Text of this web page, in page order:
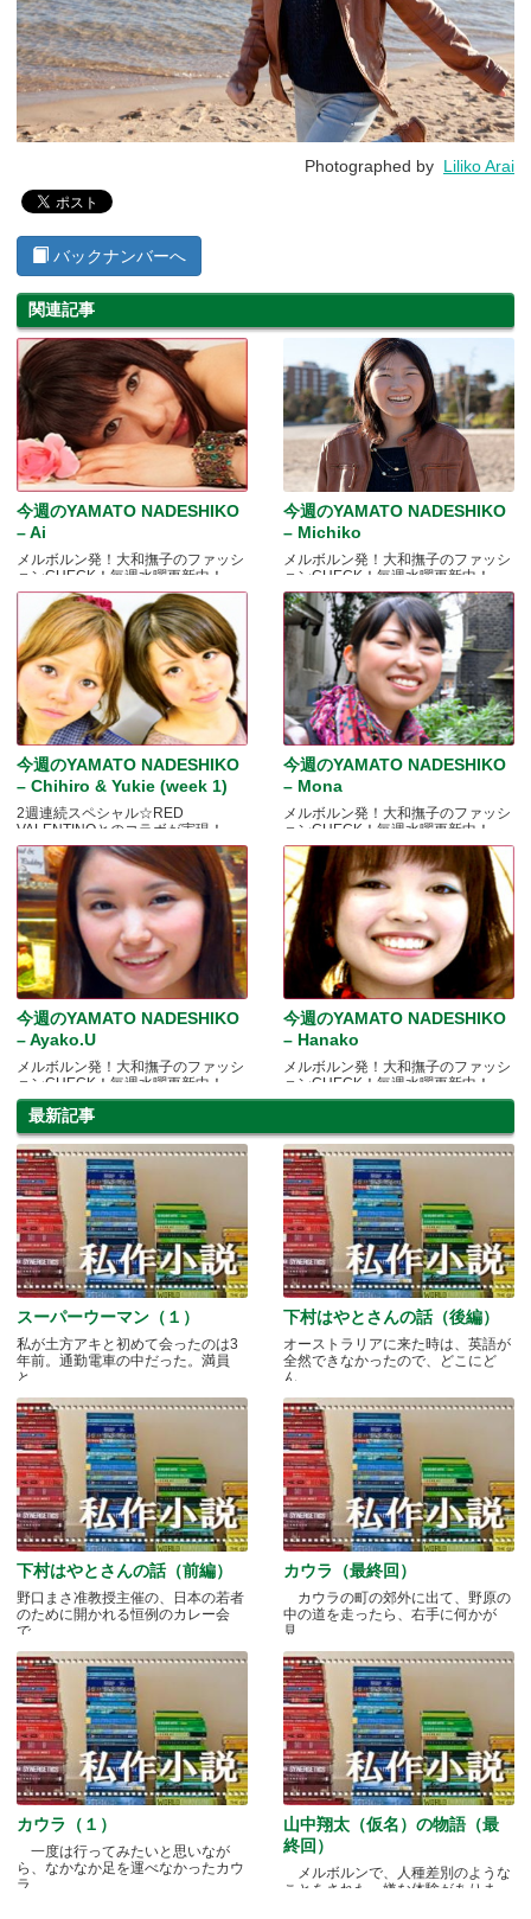
Photographed by Liliko Arai
バックナンバーへ
関連記事
今週のYAMATO NADESHIKO
– Ai
メルボルン発！大和撫子のファッシ
ョンCHECK！毎週水曜更新中！
今週のYAMATO NADESHIKO
– Michiko
メルボルン発！大和撫子のファッシ
ョンCHECK！毎週水曜更新中！
今週のYAMATO NADESHIKO
– Chihiro & Yukie (week 1)
2週連続スペシャル☆RED
VALENTINOとのコラボが実現！
今週のYAMATO NADESHIKO
– Mona
メルボルン発！大和撫子のファッシ
ョンCHECK！毎週水曜更新中！
今週のYAMATO NADESHIKO
– Ayako.U
メルボルン発！大和撫子のファッシ
ョンCHECK！毎週水曜更新中！
今週のYAMATO NADESHIKO
– Hanako
メルボルン発！大和撫子のファッシ
ョンCHECK！毎週水曜更新中！
最新記事
スーパーウーマン（１）
私が土方アキと初めて会ったのは3
年前。通勤電車の中だった。満員
と.....
下村はやとさんの話（後編）
オーストラリアに来た時は、英語が
全然できなかったので、どこにど
ん.....
下村はやとさんの話（前編）
野口まさ准教授主催の、日本の若者
のために開かれる恒例のカレー会
で.....
カウラ（最終回）
カウラの町の郊外に出て、野原の
中の道を走ったら、右手に何かが
見.....
カウラ（１）
一度は行ってみたいと思いなが
ら、なかなか足を運べなかったカウ
ラ.....
山中翔太（仮名）の物語（最
終回）
メルボルンで、人種差別のような
ことをされた、嫌な体験がありま